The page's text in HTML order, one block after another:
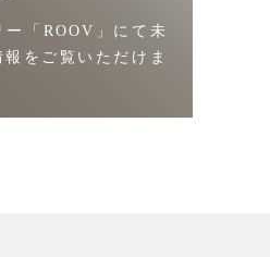
「ROOV」にて 未
をご覧いただけま